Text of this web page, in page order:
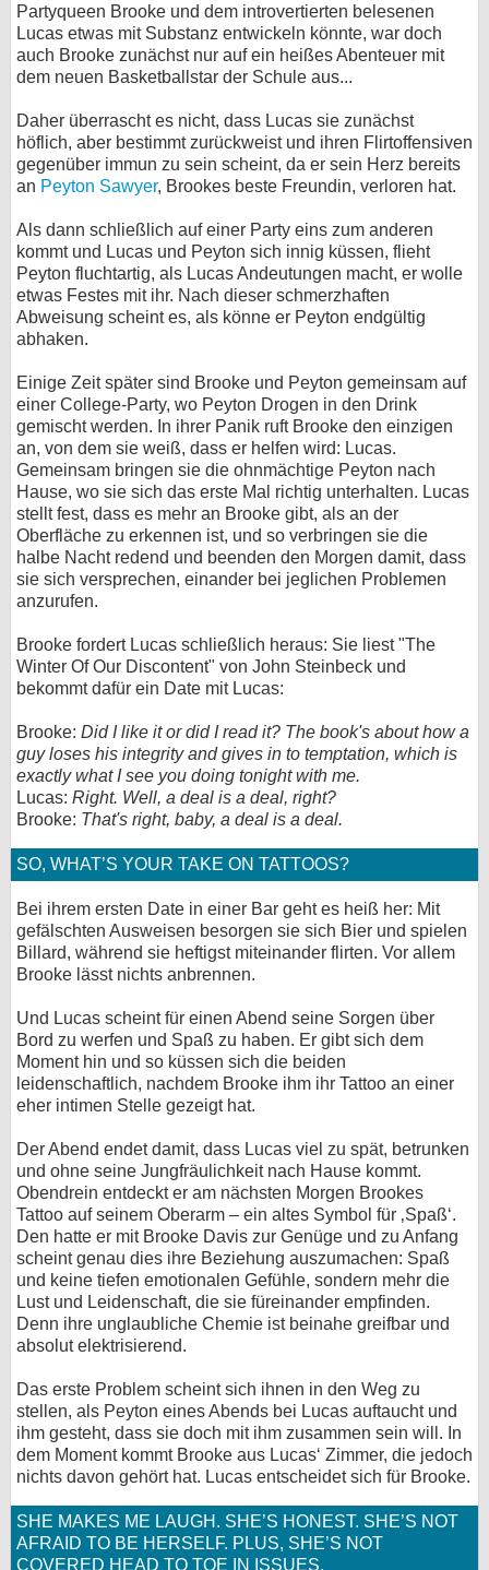
Partyqueen Brooke und dem introvertierten belesenen
Lucas etwas mit Substanz entwickeln könnte, war doch
auch Brooke zunächst nur auf ein heißes Abenteuer mit
dem neuen Basketballstar der Schule aus...
Daher überrascht es nicht, dass Lucas sie zunächst
höflich, aber bestimmt zurückweist und ihren Flirtoffensiven
gegenüber immun zu sein scheint, da er sein Herz bereits
an Peyton Sawyer, Brookes beste Freundin, verloren hat.
Als dann schließlich auf einer Party eins zum anderen
kommt und Lucas und Peyton sich innig küssen, flieht
Peyton fluchtartig, als Lucas Andeutungen macht, er wolle
etwas Festes mit ihr. Nach dieser schmerzhaften
Abweisung scheint es, als könne er Peyton endgültig
abhaken.
Einige Zeit später sind Brooke und Peyton gemeinsam auf
einer College-Party, wo Peyton Drogen in den Drink
gemischt werden. In ihrer Panik ruft Brooke den einzigen
an, von dem sie weiß, dass er helfen wird: Lucas.
Gemeinsam bringen sie die ohnmächtige Peyton nach
Hause, wo sie sich das erste Mal richtig unterhalten. Lucas
stellt fest, dass es mehr an Brooke gibt, als an der
Oberfläche zu erkennen ist, und so verbringen sie die
halbe Nacht redend und beenden den Morgen damit, dass
sie sich versprechen, einander bei jeglichen Problemen
anzurufen.
Brooke fordert Lucas schließlich heraus: Sie liest "The
Winter Of Our Discontent" von John Steinbeck und
bekommt dafür ein Date mit Lucas:
Brooke: Did I like it or did I read it? The book's about how a
guy loses his integrity and gives in to temptation, which is
exactly what I see you doing tonight with me.
Lucas: Right. Well, a deal is a deal, right?
Brooke: That's right, baby, a deal is a deal.
SO, WHAT’S YOUR TAKE ON TATTOOS?
Bei ihrem ersten Date in einer Bar geht es heiß her: Mit
gefälschten Ausweisen besorgen sie sich Bier und spielen
Billard, während sie heftigst miteinander flirten. Vor allem
Brooke lässt nichts anbrennen.
Und Lucas scheint für einen Abend seine Sorgen über
Bord zu werfen und Spaß zu haben. Er gibt sich dem
Moment hin und so küssen sich die beiden
leidenschaftlich, nachdem Brooke ihm ihr Tattoo an einer
eher intimen Stelle gezeigt hat.
Der Abend endet damit, dass Lucas viel zu spät, betrunken
und ohne seine Jungfräulichkeit nach Hause kommt.
Obendrein entdeckt er am nächsten Morgen Brookes
Tattoo auf seinem Oberarm – ein altes Symbol für ‚Spaß‘.
Den hatte er mit Brooke Davis zur Genüge und zu Anfang
scheint genau dies ihre Beziehung auszumachen: Spaß
und keine tiefen emotionalen Gefühle, sondern mehr die
Lust und Leidenschaft, die sie füreinander empfinden.
Denn ihre unglaubliche Chemie ist beinahe greifbar und
absolut elektrisierend.
Das erste Problem scheint sich ihnen in den Weg zu
stellen, als Peyton eines Abends bei Lucas auftaucht und
ihm gesteht, dass sie doch mit ihm zusammen sein will. In
dem Moment kommt Brooke aus Lucas‘ Zimmer, die jedoch
nichts davon gehört hat. Lucas entscheidet sich für Brooke.
SHE MAKES ME LAUGH. SHE’S HONEST. SHE’S NOT
AFRAID TO BE HERSELF. PLUS, SHE’S NOT
COVERED HEAD TO TOE IN ISSUES.
myFanbase